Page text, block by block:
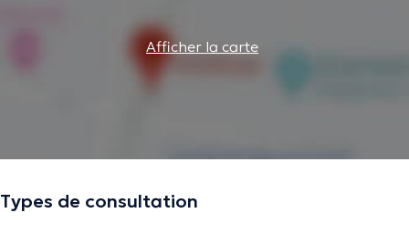
Afficher la carte
Types de consultation